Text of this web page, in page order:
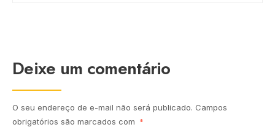
Deixe um comentário
O seu endereço de e-mail não será publicado. Campos
obrigatórios são marcados com *